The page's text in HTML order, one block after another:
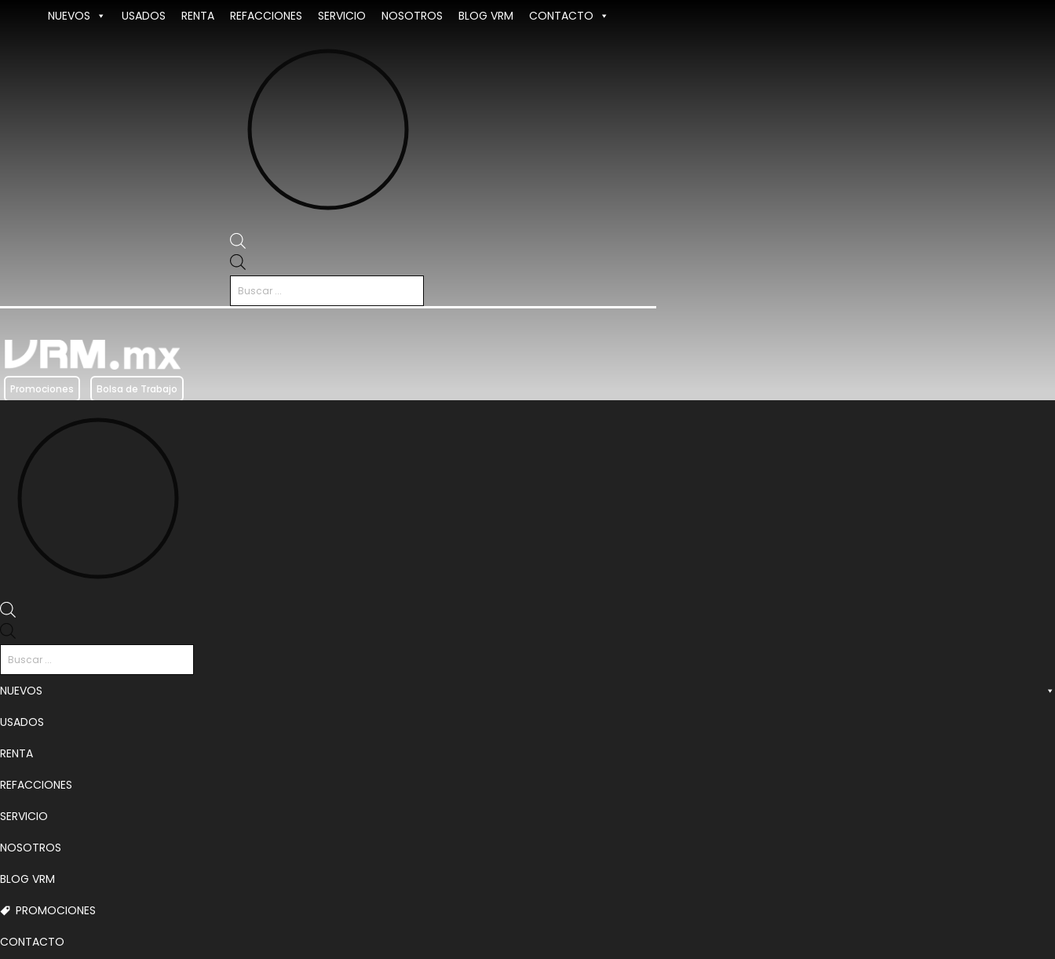
NUEVOS USADOS RENTA REFACCIONES SERVICIO NOSOTROS BLOG VRM
CONTACTO
productos
Promociones Bolsa de Trabajo
productos
NUEVOS
USADOS
RENTA
REFACCIONES
SERVICIO
NOSOTROS
BLOG VRM
PROMOCIONES
CONTACTO